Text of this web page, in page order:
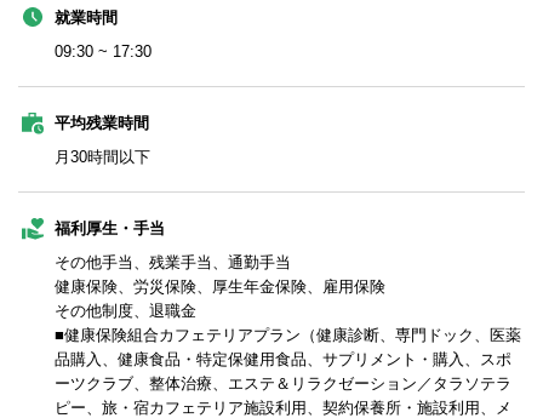
就業時間
09:30 ~ 17:30
平均残業時間
月30時間以下
福利厚生・手当
その他手当、残業手当、通勤手当
健康保険、労災保険、厚生年金保険、雇用保険
その他制度、退職金
■健康保険組合カフェテリアプラン（健康診断、専門ドック、医薬
品購入、健康食品・特定保健用食品、サプリメント・購入、スポ
ーツクラブ、整体治療、エステ＆リラクゼーション／タラソテラ
ピー、旅・宿カフェテリア施設利用、契約保養所・施設利用、メ